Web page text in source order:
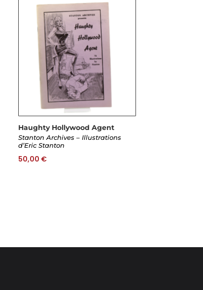
Haughty Hollywood Agent
Stanton Archives – Illustrations
d’Eric Stanton
50,00 €